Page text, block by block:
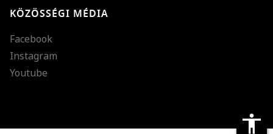
KÖZÖSSÉGI MÉDIA
Facebook
Instagram
Youtube
accessibility